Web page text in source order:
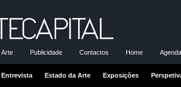
Arte Publicidade Contactos Home
Entrevista Estado da Arte Exposições